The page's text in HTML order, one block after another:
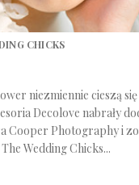
CHICKS
niezmiennie cieszą
Decolove nabrały
Cooper Photography i
Wedding Chicks...